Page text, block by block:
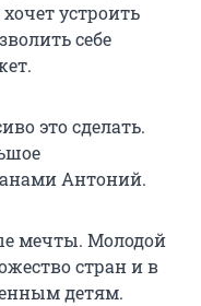
устроить
себе
это сделать.
Антоний.
мечты. Молодой
стран и в
детям.